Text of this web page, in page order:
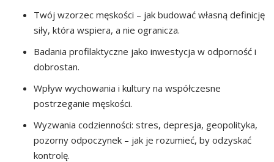
Twój wzorzec męskości – jak budować własną definicję
siły, która wspiera, a nie ogranicza.
Badania profilaktyczne jako inwestycja w odporność i
dobrostan.
Wpływ wychowania i kultury na współczesne
postrzeganie męskości.
Wyzwania codzienności: stres, depresja, geopolityka,
pozorny odpoczynek – jak je rozumieć, by odzyskać
kontrolę.